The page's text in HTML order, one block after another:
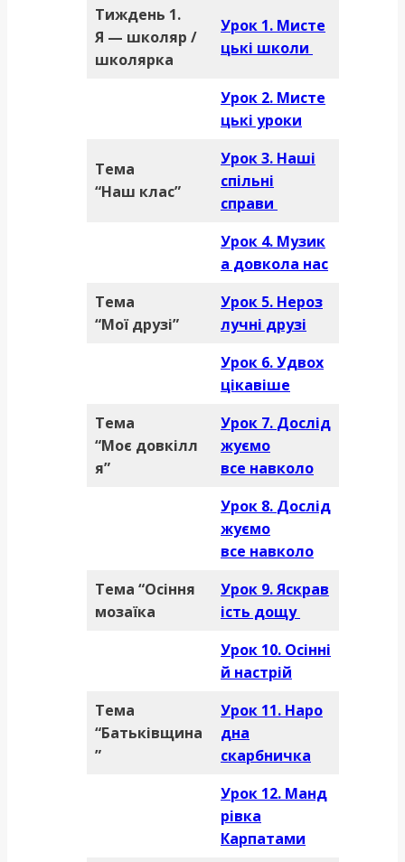
Тиждень 1.
Я — школяр /
школярка
Урок 1. Мисте
цькі школи
Урок 2. Мисте
цькі уроки
Тема
“Наш клас”
Урок 3. Наші
спільні
справи
Урок 4. Музик
а довкола нас
Тема
“Мої друзі”
Урок 5. Нероз
лучні друзі
Урок 6.Удвох
цікавіше
Тема
“Моє довкілл
я”
Урок 7. Дослід
жуємо
все навколо
Урок 8. Дослід
жуємо
все навколо
Тема “Осіння
мозаїка
Урок 9.Яскрав
ість дощу
Урок 10. Осінні
й настрій
Тема
“Батьківщина
”
Урок 11. Наро
дна
скарбничка
Урок 12. Манд
рівка
Карпатами